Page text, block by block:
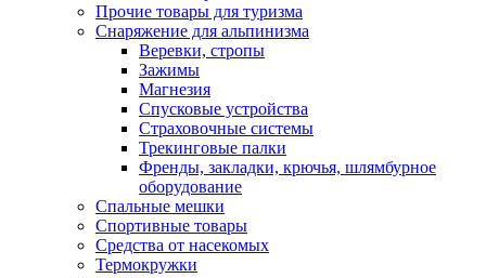
Прочие товары для туризма
Снаряжение для альпинизма
Веревки, стропы
Зажимы
Магнезия
Спусковые устройства
Страховочные системы
Трекинговые палки
Френды, закладки, крючья, шлямбурное
оборудование
Спальные мешки
Спортивные товары
Средства от насекомых
Термокружки